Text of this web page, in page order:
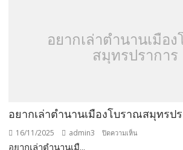
อยากเล่าตำนานเมือ
สมุทรปราการ
อยากเล่าตำนานเมืองโบราณสมุทรป
16/11/2025 admin3 ปิดความเห็น
อยากเล่าตำนานเมื...